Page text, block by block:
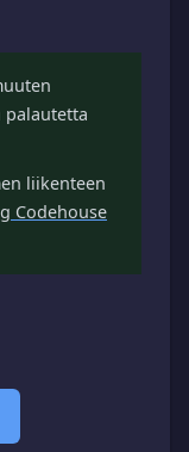
palautetta
liikenteen
Codehouse